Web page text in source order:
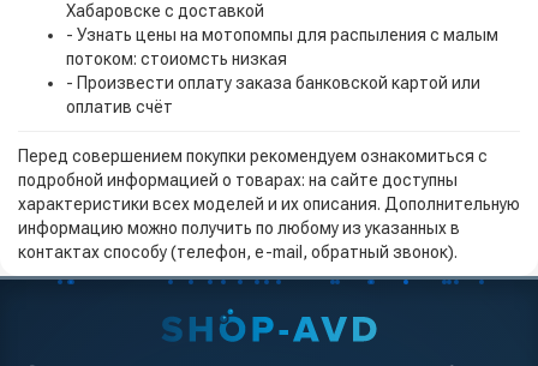
Хабаровске с доставкой
- Узнать цены на мотопомпы для распыления с малым
потоком: стоиомсть низкая
- Произвести оплату заказа банковской картой или
оплатив счёт
Перед совершением покупки рекомендуем ознакомиться с
подробной информацией о товарах: на сайте доступны
характеристики всех моделей и их описания. Дополнительную
информацию можно получить по любому из указанных в
контактах способу (телефон, e-mail, обратный звонок).